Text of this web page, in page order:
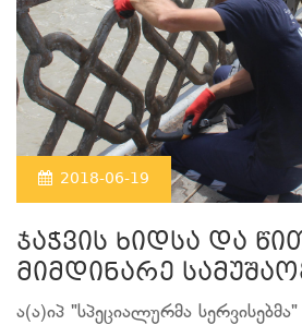
2018-06-19
ჯაჭვის ხიდსა და
მიმდინარე
ა(ა)იპ "სპეციალურმა სერვისებმა"